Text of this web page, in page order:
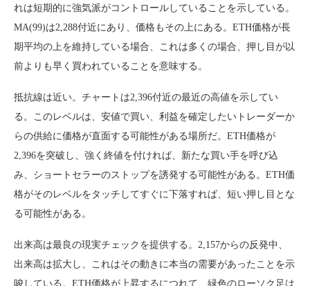
れは短期的に強気派がコントロールしていることを示している。
MA(99)は2,288付近にあり、価格もその上にある。ETH価格が長
期平均の上を維持している場合、これは多くの場合、押し目が以
前よりも早く買われていることを意味する。
抵抗線は近い。チャートは2,396付近の最近の高値を示してい
る。このレベルは、安値で買い、利益を確定したいトレーダーか
らの供給に価格が直面する可能性がある場所だ。ETH価格が
2,396を突破し、強く終値を付ければ、新たな買い手を呼び込
み、ショートセラーのストップを誘発する可能性がある。ETH価
格がそのレベルをタッチしてすぐに下落すれば、短い押し目とな
る可能性がある。
出来高は最良の現実チェックを提供する。2,157からの反発中、
出来高は拡大し、これはその動きに本当の需要があったことを示
唆している。ETH価格が上昇するにつれて、緑色のローソク足は